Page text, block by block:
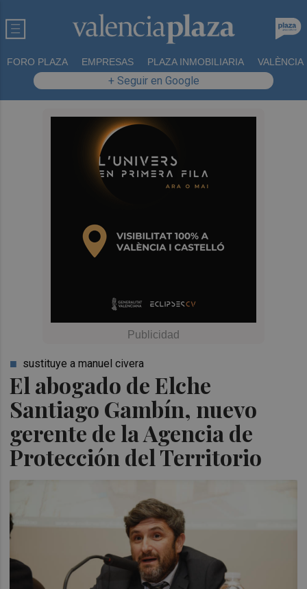
FORO PLAZA EMPRESAS PLAZA INMOBILIARIA VALÈNCIA
+ Seguir en Google
El abogado de Elche
Santiago Gambín, nuevo
gerente de la Agencia de
Protección del Territorio
sustituye a manuel civera